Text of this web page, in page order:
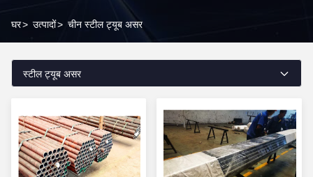
घर> उत्पादों> चीन स्टील ट्यूब असर
स्टील ट्यूब असर